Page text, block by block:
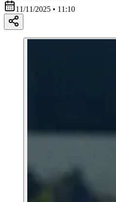
11/11/2025 • 11:10